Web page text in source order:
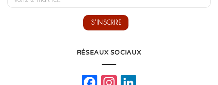
RÉSEAUX SOCIAUX